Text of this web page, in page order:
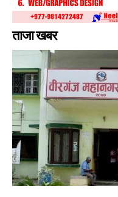
ताजा खबर